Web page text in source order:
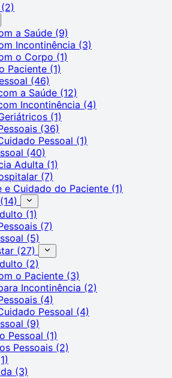
(2)
a Saúde (9)
Incontinência (3)
o Corpo (1)
Paciente (1)
(46)
a Saúde (12)
Incontinência (4)
(1)
(36)
Pessoal (1)
(40)
Adulta (1)
(7)
e Cuidado do Paciente (1)
(14)
(1)
(7)
(5)
(27)
(2)
o Paciente (3)
Incontinência (2)
(4)
Pessoal (4)
(9)
Pessoal (1)
Pessoais (2)
(3)